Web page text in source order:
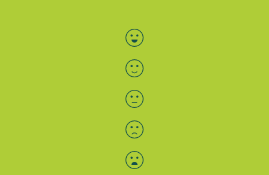
Bewertung auswählen